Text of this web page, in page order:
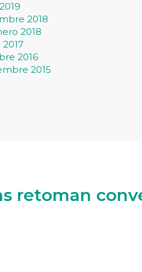
2018
2018
2016
2015
retoman